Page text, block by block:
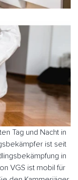
Tag und Nacht in
ist seit
in
VGS ist mobil für